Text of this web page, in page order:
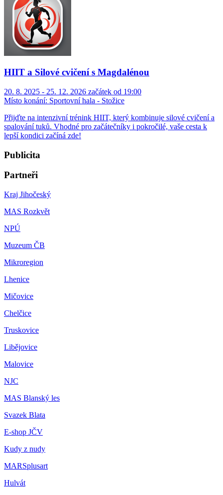
HIIT a Silové cvičení s Magdalénou
20. 8. 2025 - 25. 12. 2026 začátek od 19:00
Místo konání: Sportovní hala - Stožice
Přijďte na intenzivní trénink HIIT, který kombinuje silové cvičení a
spalování tuků. Vhodné pro začátečníky i pokročilé, vaše cesta k
lepší kondici začíná zde!
Publicita
Partneři
Kraj Jihočeský
MAS Rozkvět
NPÚ
Muzeum ČB
Mikroregion
Lhenice
Mičovice
Chelčice
Truskovice
Libějovice
Malovice
NJC
MAS Blanský les
Svazek Blata
E-shop JČV
Kudy z nudy
MARSplusart
Hulvát